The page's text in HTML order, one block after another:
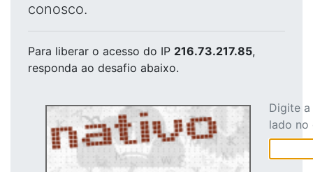
conosco.
Para liberar o acesso do IP 216.73.217.85,
responda ao desafio abaixo.
Digite
lado no